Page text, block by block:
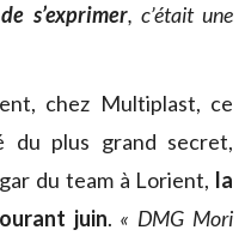
s’exprimer, c’était une
chez Multiplast, ce
du plus grand secret,
du team à Lorient, la
juin. « DMG Mori